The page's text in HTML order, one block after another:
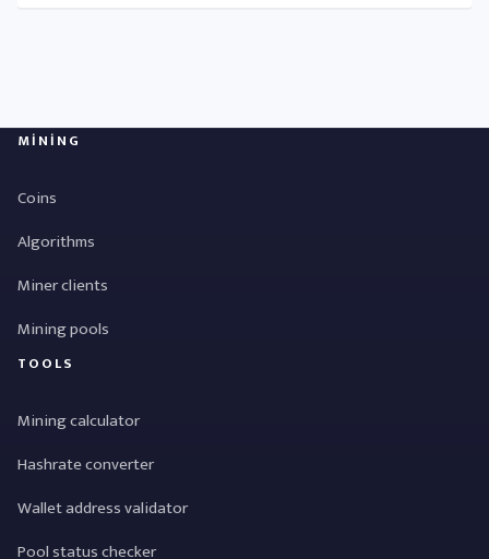
MINING
Coins
Algorithms
Miner clients
Mining pools
TOOLS
Mining calculator
Hashrate converter
Wallet address validator
Pool status checker